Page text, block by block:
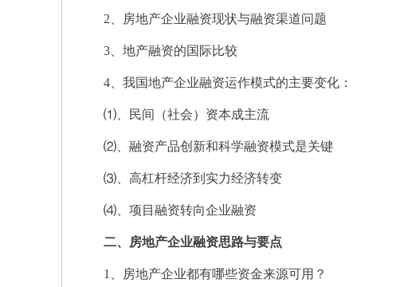
2、房地产企业融资现状与融资渠道问题
3、地产融资的国际比较
4、我国地产企业融资运作模式的主要变化：
⑴、民间（社会）资本成主流
⑵、融资产品创新和科学融资模式是关键
⑶、高杠杆经济到实力经济转变
⑷、项目融资转向企业融资
二、房地产企业融资思路与要点
1、房地产企业都有哪些资金来源可用？